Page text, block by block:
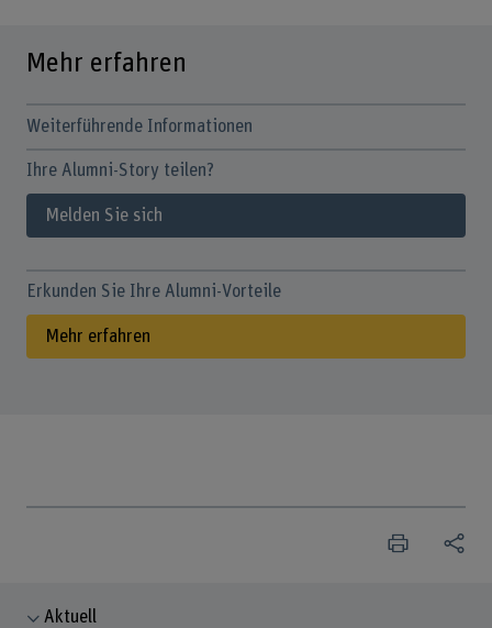
Mehr erfahren
Weiterführende Informationen
Ihre Alumni-Story teilen?
Melden Sie sich
Erkunden Sie Ihre Alumni-Vorteile
Mehr erfahren
Aktuell